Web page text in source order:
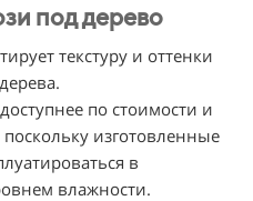
под дерево
текстуру и оттенки
по стоимости и
изготовленные
в
влажности.